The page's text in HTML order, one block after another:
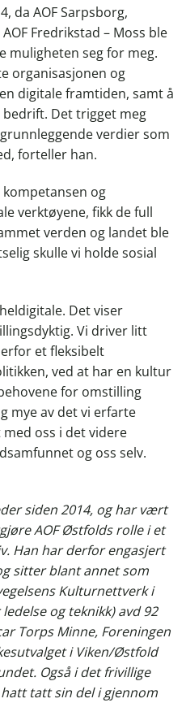
da AOF Sarpsborg,
Fredrikstad – Moss ble
muligheten seg for meg.
organisasjonen og
digitale framtiden, samt å
Det trigget meg
verdier som
forteller han.
og
verktøyene, fikk de full
verden og landet ble
skulle vi holde sosial
Det viser
Vi driver litt
et fleksibelt
ved at har en kultur
for omstilling
mye av det vi erfarte
oss i det videre
og oss selv.
siden 2014, og har vært
AOF Østfolds rolle i et
Han har derfor engasjert
sitter blant annet som
Kulturnettverk i
og teknikk) avd 92
Torps Minne, Foreningen
i Viken/Østfold
Også i det frivillige
tatt sin del i gjennom